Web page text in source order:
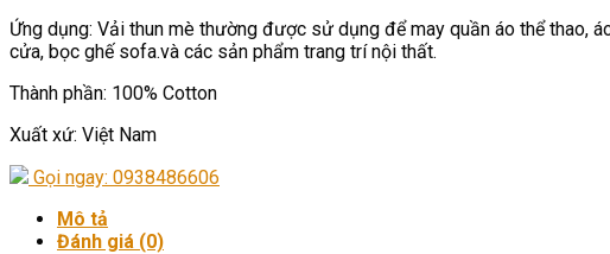
Ứng dụng: Vải thun mè thường được sử dụng để may quần áo thể thao,
cửa, bọc ghế sofa.và các sản phẩm trang trí nội thất.
Thành phần: 100% Cotton
Xuất xứ: Việt Nam
Gọi ngay: 0938486606
Mô tả
Đánh giá (0)